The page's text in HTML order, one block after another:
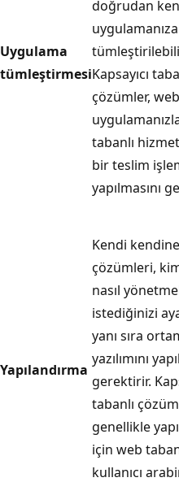
Uygulama
tümleştirmesi
doğrudan
uygulamanıza
Kapsayıcı
çözümler, web
tabanlı
bir teslim
yapılmasını
Yapılandırma
Kendi
çözümleri,
nasıl
istediğinizi
yanı sıra
yazılımını
gerektirir.
tabanlı
genellikle
için web
kullanıcı